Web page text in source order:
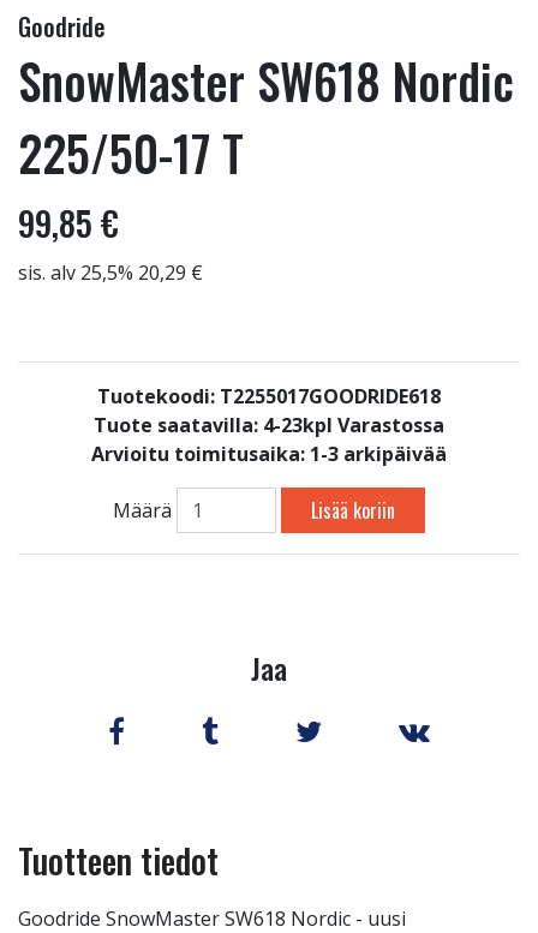
Goodride
SnowMaster SW618 Nordic
225/50-17 T
99,85 €
sis. alv 25,5% 20,29 €
Tuotekoodi: T2255017GOODRIDE618
Tuote saatavilla: 4-23kpl Varastossa
Arvioitu toimitusaika: 1-3 arkipäivää
Määrä Lisää koriin
Jaa
Tuotteen tiedot
Goodride SnowMaster SW618 Nordic - uusi